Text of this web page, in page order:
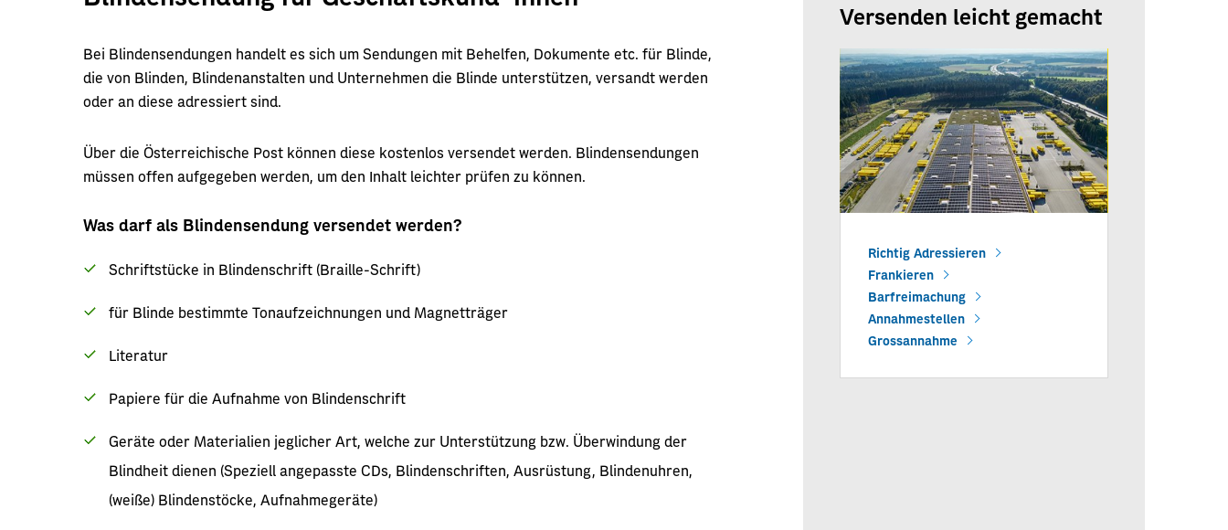
Bei Blindensendungen handelt es sich um Sendungen mit Behelfen, Dokumente etc. für Blinde,
die von Blinden, Blindenanstalten und Unternehmen die Blinde unterstützen, versandt werden
oder an diese adressiert sind.
Über die Österreichische Post können diese kostenlos versendet werden. Blindensendungen
müssen offen aufgegeben werden, um den Inhalt leichter prüfen zu können.
Was darf als Blindensendung versendet werden?
Schriftstücke in Blindenschrift (Braille-Schrift)
für Blinde bestimmte Tonaufzeichnungen und Magnetträger
Literatur
Papiere für die Aufnahme von Blindenschrift
Geräte oder Materialien jeglicher Art, welche zur Unterstützung bzw. Überwindung der
Blindheit dienen (Speziell angepasste CDs, Blindenschriften, Ausrüstung, Blindenuhren,
(weiße) Blindenstöcke, Aufnahmegeräte)
Versenden leicht gemacht
Richtig Adressieren
Frankieren
Barfreimachung
Annahmestellen
Grossannahme